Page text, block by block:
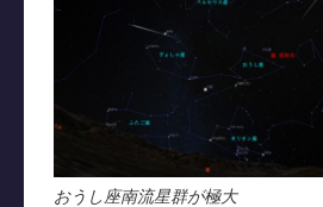
おうし座南流星群が極大